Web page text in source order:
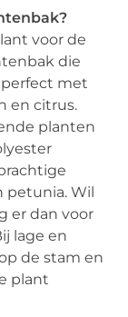
voor de
die
met
en citrus.
planten
petunia. Wil
er dan voor
lage en
de stam en
plant